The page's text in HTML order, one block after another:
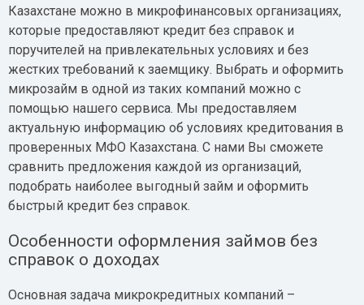
Казахстане можно в микрофинансовых организациях,
которые предоставляют кредит без справок и
поручителей на привлекательных условиях и без
жестких требований к заемщику. Выбрать и оформить
микрозайм в одной из таких компаний можно с
помощью нашего сервиса. Мы предоставляем
актуальную информацию об условиях кредитования в
проверенных МФО Казахстана. С нами Вы сможете
сравнить предложения каждой из организаций,
подобрать наиболее выгодный займ и оформить
быстрый кредит без справок.
Особенности оформления займов без
справок о доходах
Основная задача микрокредитных компаний –